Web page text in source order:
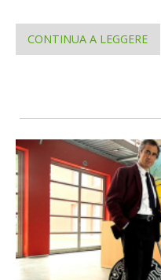
CONTINUA A LEGGERE